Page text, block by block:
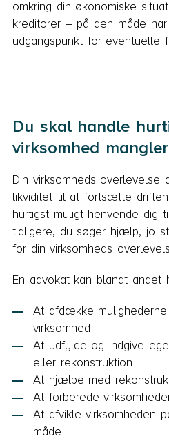
omkring din økonomiske
kreditorer – på den måde
udgangspunkt for eventuelle
Du skal handle
virksomhed
Din virksomheds
likviditet til at fortsætte
hurtigst muligt henvende dig
tidligere, du søger hjælp, jo
for din virksomheds
En advokat kan blandt andet
At afdække
virksomhed
At udfylde og indgive
eller rekonstruktion
At hjælpe med
At forberede
At afvikle virksomheden
måde